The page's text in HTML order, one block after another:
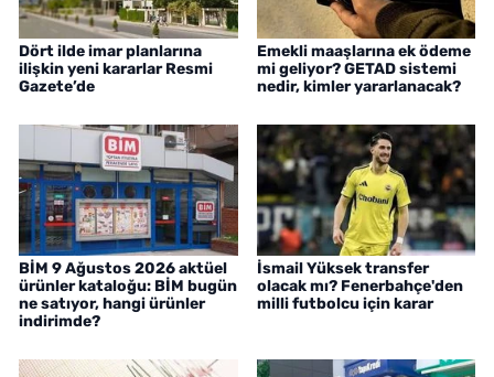
Dört ilde imar planlarına
ilişkin yeni kararlar Resmi
Gazete’de
Emekli maaşlarına ek ödeme
mi geliyor? GETAD sistemi
nedir, kimler yararlanacak?
BİM 9 Ağustos 2026 aktüel
ürünler kataloğu: BİM bugün
ne satıyor, hangi ürünler
indirimde?
İsmail Yüksek transfer
olacak mı? Fenerbahçe'den
milli futbolcu için karar